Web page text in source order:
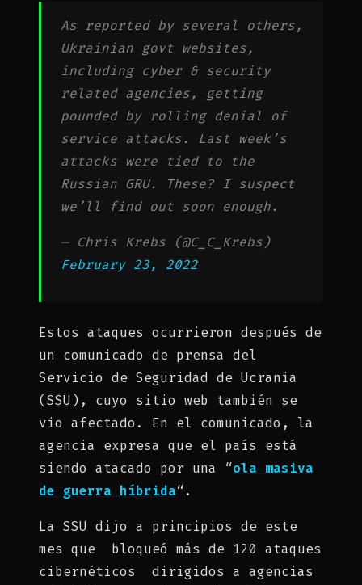
As reported by several others,
Ukrainian govt websites,
including cyber & security
related agencies, getting
pounded by rolling denial of
service attacks. Last week’s
attacks were tied to the
Russian GRU. These? I suspect
we’ll find out soon enough.
— Chris Krebs (@C_C_Krebs)
February 23, 2022
Estos ataques ocurrieron después de
un comunicado de prensa del
Servicio de Seguridad de Ucrania
(SSU), cuyo sitio web también se
vio afectado. En el comunicado, la
agencia expresa que el país está
siendo atacado por una “ola masiva
de guerra híbrida“.
La SSU dijo a principios de este
mes que bloqueó más de 120 ataques
cibernéticos dirigidos a agencias